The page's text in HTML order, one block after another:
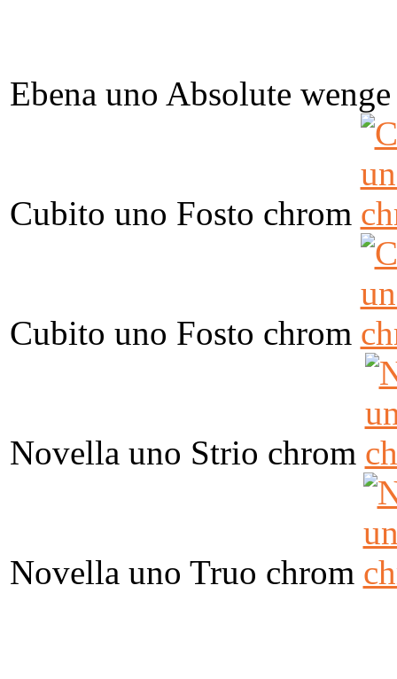
Ebena uno Absolute wenge
Cubito uno Fosto chrom
Cubito uno Fosto chrom
Novella uno Strio chrom
Novella uno Truo chrom